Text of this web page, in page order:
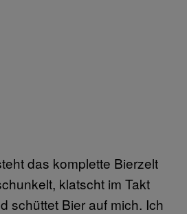
das komplette Bierzelt
klatscht im Takt
schüttet Bier auf mich. Ich